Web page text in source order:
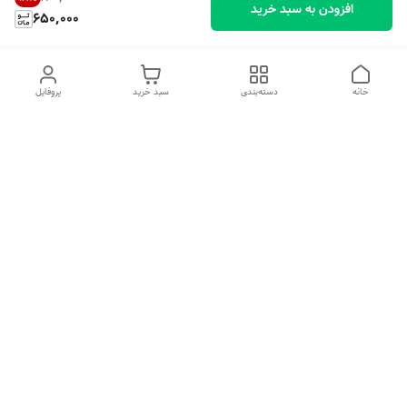
650,000 افزودن به سبد خرید
پروفایل سبد خرید دسته‌بندی خانه